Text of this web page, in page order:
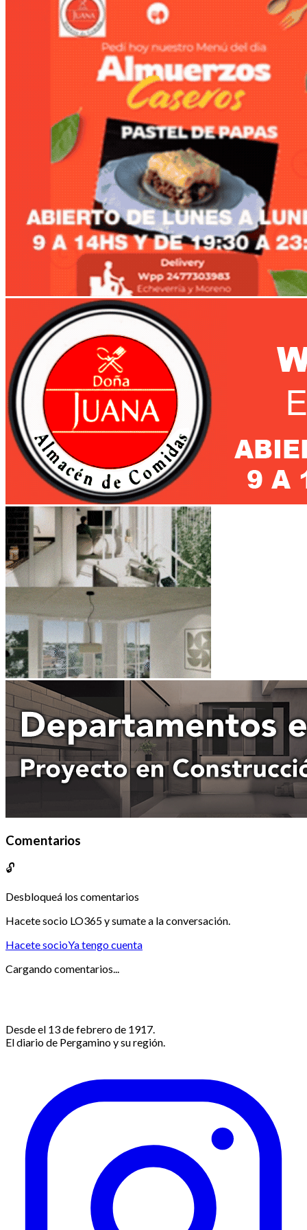
Comentarios
🔓
Desbloqueá los comentarios
Hacete socio LO365 y sumate a la conversación.
Hacete socioYa tengo cuenta
Cargando comentarios...
Desde el 13 de febrero de 1917.
El diario de Pergamino y su región.